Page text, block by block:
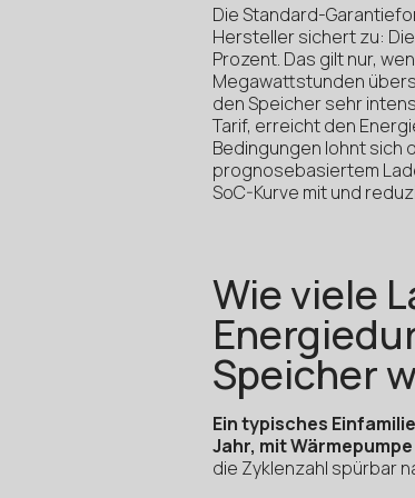
Die Standard-
Hersteller sichert zu:
Prozent. Das gilt nur,
Megawattstunden
den Speicher sehr
Tarif, erreicht den
Bedingungen lohnt sich
prognosebasiertem
SoC-Kurve mit und
Wie viele
Speicher
Ein typisches
Jahr, mit
die Zyklenzahl spürbar